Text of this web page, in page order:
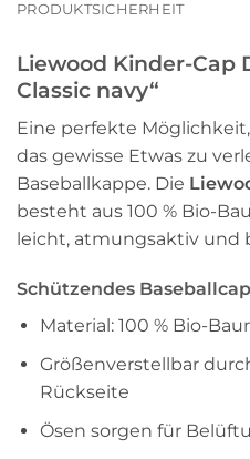
PRODUKTSICHERHEIT
Liewood Kinder-Cap
Classic navy“
Eine perfekte
das gewisse Etwas zu
Baseballkappe. Die
besteht aus 100 % Bio-
leicht, atmungsaktiv und
Schützendes
Material: 100 % Bio-
Größenverstellbar
Rückseite
Ösen sorgen für